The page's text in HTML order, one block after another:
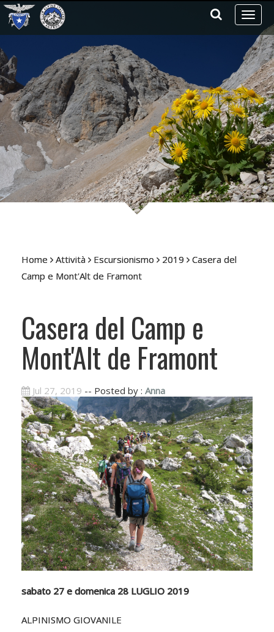
Home Attività Escursionismo 2019
Casera del
Camp e Mont'Alt de Framont
Casera del Camp e
Mont'Alt de Framont
Jul 27, 2019 -- Posted by : Anna
sabato 27 e domenica 28 LUGLIO 2019
ALPINISMO GIOVANILE